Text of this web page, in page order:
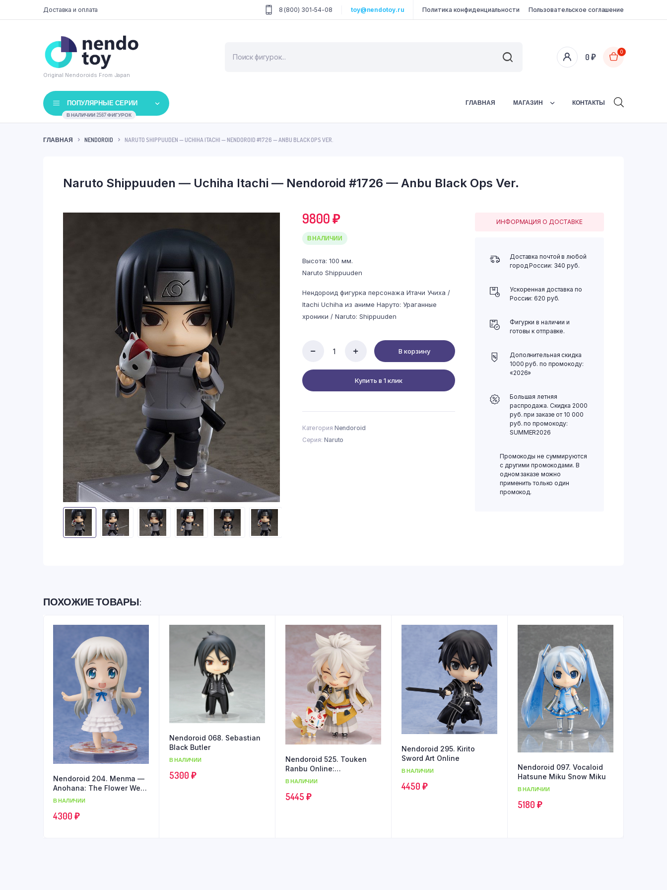
Доставка и оплата 8 (800) 301-54-08 toy@nendotoy.ru Политика конфиденциальности Пользовательское соглашение
Original Nendoroids From Japan
товаров
0₽
0
ПОПУЛЯРНЫЕ СЕРИИ
В НАЛИЧИИ 2567 ФИГУРОК
ГЛАВНАЯ МАГАЗИН КОНТАКТЫ
ГЛАВНАЯ NENDOROID NARUTO SHIPPUUDEN — UCHIHA ITACHI — NENDOROID #1726 — ANBU BLACK OPS VER.
Naruto Shippuuden — Uchiha Itachi — Nendoroid #1726 — Anbu Black Ops Ver.
9800₽
В НАЛИЧИИ
Высота: 100 мм.
Naruto Shippuuden
Нендороид фигурка персонажа Итачи Учиха /
Itachi Uchiha из аниме Наруто: Ураганные
хроники / Naruto: Shippuuden
-
Uchiha
Itachi
Nendoroid
-
Anbu
В корзину
Купить в 1 клик
Категория Nendoroid
Серия: Naruto
ИНФОРМАЦИЯ О ДОСТАВКЕ
Доставка почтой в любой
город России: 340 руб.
Ускоренная доставка по
России: 620 руб.
Фигурки в наличии и
готовы к отправке.
Дополнительная скидка
1000 руб. по промокоду:
«2026»
Большая летняя
распродажа. Скидка 2000
руб. при заказе от 10 000
руб. по промокоду:
SUMMER2026
Промокоды не суммируются
с другими промокодами. В
одном заказе можно
применить только один
промокод.
ПОХОЖИЕ ТОВАРЫ:
Nendoroid 204. Menma —
Anohana: The Flower We
Saw That Day
В НАЛИЧИИ
4300 ₽
Nendoroid 068. Sebastian
Black Butler
В НАЛИЧИИ
5300 ₽
Nendoroid 525. Touken
Ranbu Online:
Kogitsunemaru
В НАЛИЧИИ
5445 ₽
Nendoroid 295. Kirito
Sword Art Online
В НАЛИЧИИ
4450 ₽
Nendoroid 097. Vocaloid
Hatsune Miku Snow Miku
В НАЛИЧИИ
5180 ₽